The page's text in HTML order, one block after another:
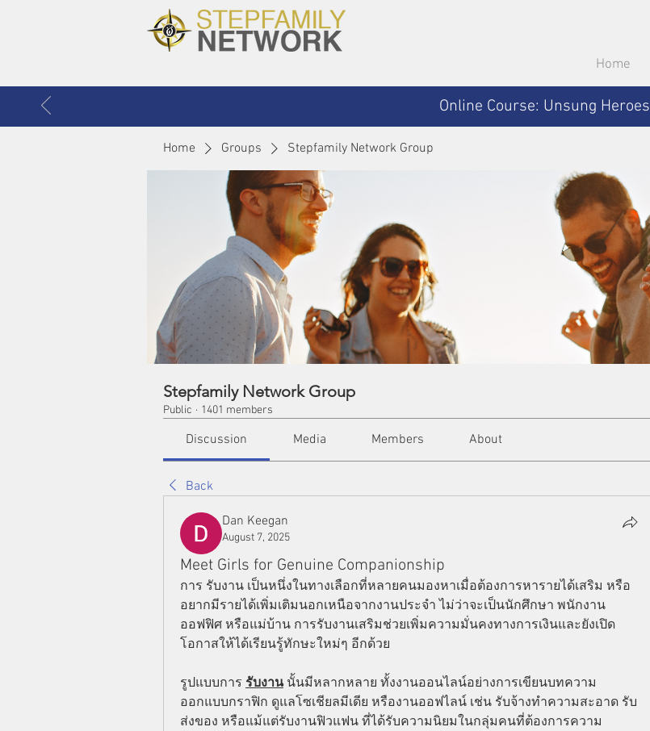
Home
Online Course: Unsung Heroes
Home Groups Stepfamily Network Group
Stepfamily Network Group
Public · 1401 members
Discussion Media Members About
Back
Dan Keegan
August 7, 2025
Meet Girls for Genuine Companionship
การ รับงาน เป็นหนึ่งในทางเลือกที่หลายคนมองหาเมื่อต้องการหารายได้เสริม หรือ
อยากมีรายได้เพิ่มเติมนอกเหนือจากงานประจำ ไม่ว่าจะเป็นนักศึกษา พนักงาน
ออฟฟิศ หรือแม่บ้าน การรับงานเสริมช่วยเพิ่มความมั่นคงทางการเงินและยังเปิด
โอกาสให้ได้เรียนรู้ทักษะใหม่ๆ อีกด้วย
รูปแบบการ รับงาน นั้นมีหลากหลาย ทั้งงานออนไลน์อย่างการเขียนบทความ
ออกแบบกราฟิก ดูแลโซเชียลมีเดีย หรืองานออฟไลน์ เช่น รับจ้างทำความสะอาด รับ
ส่งของ หรือแม้แต่รับงานฟิวแฟน ที่ได้รับความนิยมในกลุ่มคนที่ต้องการความ